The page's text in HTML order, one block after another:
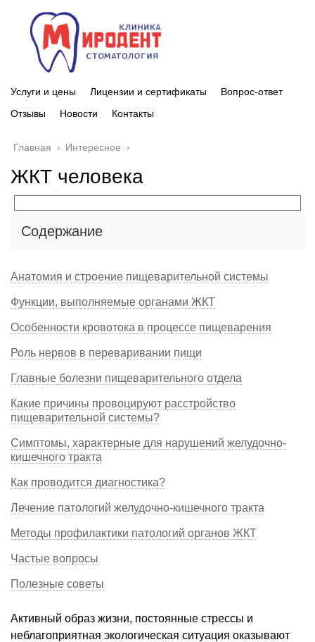
Услуги и цены Лицензии и сертификаты
Вопрос-ответ
Отзывы
Новости Контакты
Главная › Интересное ›
ЖКТ человека
Содержание
Анатомия и строение пищеварительной системы
Функции, выполняемые органами ЖКТ
Особенности кровотока в процессе пищеварения
Роль нервов в переваривании пищи
Главные болезни пищеварительного отдела
Какие причины провоцируют расстройство
пищеварительной системы?
Симптомы, характерные для нарушений желудочно-
кишечного тракта
Как проводится диагностика?
Лечение патологий желудочно-кишечного тракта
Методы профилактики патологий органов ЖКТ
Частые вопросы
Полезные советы
Активный образ жизни, постоянные стрессы и
неблагоприятная экологическая ситуация оказывают